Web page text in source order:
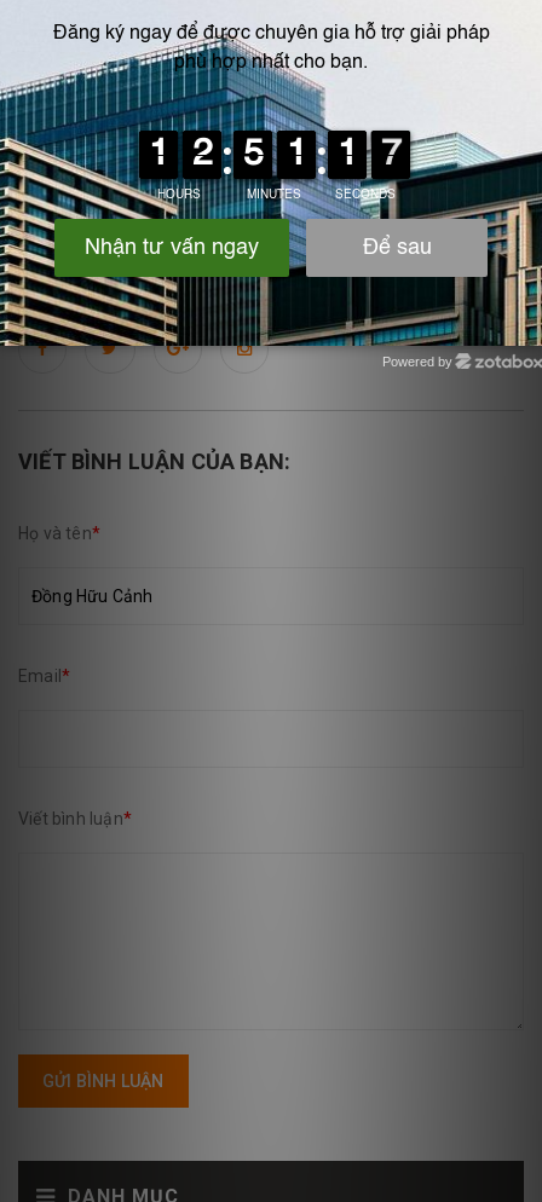
DANH MỤC
cho bể kim loại, đáp ứng yêu cầuan toàn – hiệu quả – thân thiện
môi trườngtrong sản xuất hiện đại.
📞Liên hệ IPF Việt Namđể được tư vấn – thiết kế – gia công
nhựa PP/PVC chịu hóa chất đặc biệt
theo yêu cầu.
Địa chỉ : Ngãi Cầu - An Khánh- Hà Nội
Hotline: 0975.360.629
VIẾT BÌNH LUẬN CỦA BẠN:
Họ và tên*
Email *
Viết bình luận*
GỬI BÌNH LUẬN
Powered by